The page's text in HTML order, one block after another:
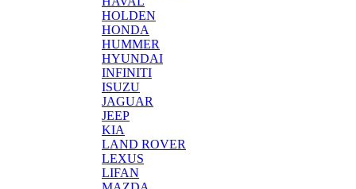
HOLDEN
HONDA
HUMMER
HYUNDAI
INFINITI
ISUZU
JAGUAR
JEEP
KIA
LAND ROVER
LEXUS
LIFAN